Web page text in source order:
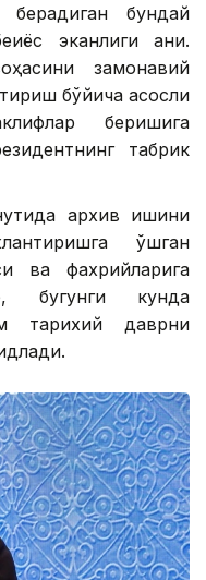
берадиган бундай
эканлиги аниқ.
замонавий
бўйича асосли
беришига
табрик
архив ишини
қўшган
ва фахрийларига
бугунги кунда
тарихий даврни